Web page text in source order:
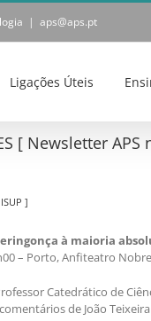
| aps@aps.pt
Ligações Úteis
[ Newsletter APS
]
à maioria
– Porto, Anfiteatro
Catedrático de
de João